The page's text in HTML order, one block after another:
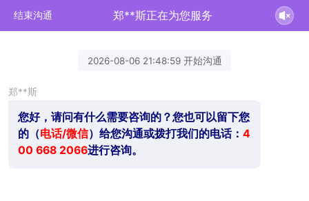
结束沟通 郑**斯正在为您服务
2026-08-06 21:48:59 开始沟通
郑**斯
您好，请问有什么需要咨询的？您也可以留下您
的（电话/微信）给您沟通或拨打我们的电话： 4
00 668 2066进行咨询。